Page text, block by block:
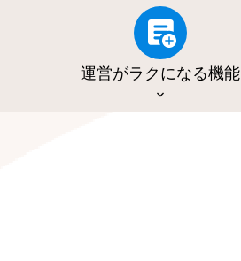
運営がラクになる機能